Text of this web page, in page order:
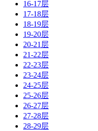
16-17层
17-18层
18-19层
19-20层
20-21层
21-22层
22-23层
23-24层
24-25层
25-26层
26-27层
27-28层
28-29层